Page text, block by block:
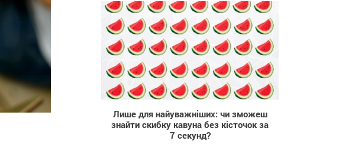
210
Лише для найуважніших: чи зможеш
знайти скибку кавуна без кісточок за
7 секунд?